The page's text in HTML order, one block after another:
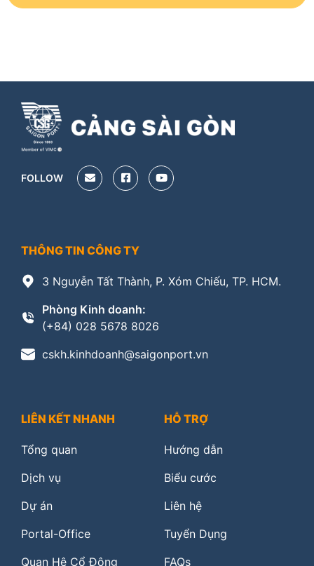
FOLLOW
THÔNG TIN CÔNG TY
3 Nguyễn Tất Thành, P. Xóm Chiếu, TP. HCM.
Phòng Kinh doanh:
(+84) 028 5678 8026
cskh.kinhdoanh@saigonport.vn
LIÊN KẾT NHANH
Tổng quan
Dịch vụ
Dự án
Portal-Office
Quan Hệ Cổ Đông
HỖ TRỢ
Hướng dẫn
Biểu cước
Liên hệ
Tuyển Dụng
FAQs